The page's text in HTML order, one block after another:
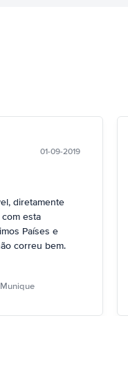
01-09-2019
diretamente
esta
Países e
correu bem.